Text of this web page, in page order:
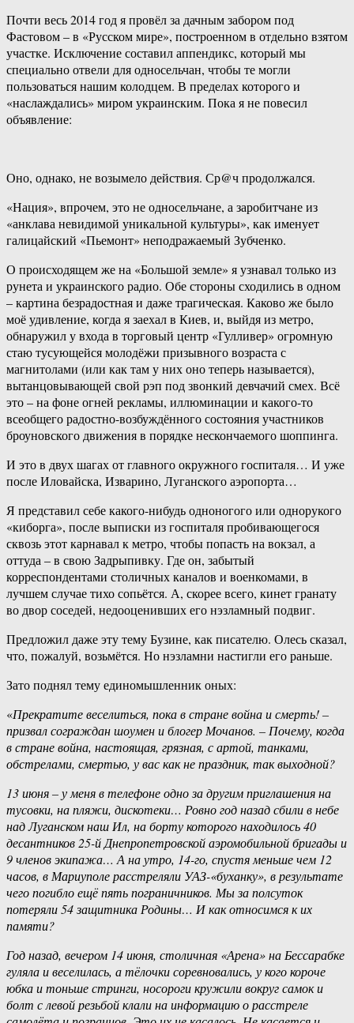
Почти весь 2014 год я провёл за дачным забором под
Фастовом – в «Русском мире», построенном в отдельно взятом
участке. Исключение составил аппендикс, который мы
специально отвели для односельчан, чтобы те могли
пользоваться нашим колодцем. В пределах которого и
«наслаждались» миром украинским. Пока я не повесил
объявление:
Оно, однако, не возымело действия. Ср@ч продолжался.
«Нация», впрочем, это не односельчане, а заробитчане из
«анклава невидимой уникальной культуры», как именует
галицайский «Пьемонт» неподражаемый Зубченко.
О происходящем же на «Большой земле» я узнавал только из
рунета и украинского радио. Обе стороны сходились в одном
– картина безрадостная и даже трагическая. Каково же было
моё удивление, когда я заехал в Киев, и, выйдя из метро,
обнаружил у входа в торговый центр «Гулливер» огромную
стаю тусующейся молодёжи призывного возраста с
магнитолами (или как там у них оно теперь называется),
вытанцовывающей свой рэп под звонкий девчачий смех. Всё
это – на фоне огней рекламы, иллюминации и какого-то
всеобщего радостно-возбуждённого состояния участников
броуновского движения в порядке нескончаемого шоппинга.
И это в двух шагах от главного окружного госпиталя… И уже
после Иловайска, Изварино, Луганского аэропорта…
Я представил себе какого-нибудь одноногого или однорукого
«киборга», после выписки из госпиталя пробивающегося
сквозь этот карнавал к метро, чтобы попасть на вокзал, а
оттуда – в свою Задрыпивку. Где он, забытый
корреспондентами столичных каналов и военкомами, в
лучшем случае тихо сопьётся. А, скорее всего, кинет гранату
во двор соседей, недооценивших его нэзламный подвиг.
Предложил даже эту тему Бузине, как писателю. Олесь сказал,
что, пожалуй, возьмётся. Но нэзламни настигли его раньше.
Зато поднял тему единомышленник оных:
«Прекратите веселиться, пока в стране война и смерть! –
призвал сограждан шоумен и блогер Мочанов. – Почему, когда
в стране война, настоящая, грязная, с артой, танками,
обстрелами, смертью, у вас как не праздник, так выходной?
13 июня – у меня в телефоне одно за другим приглашения на
тусовки, на пляжи, дискотеки… Ровно год назад сбили в небе
над Луганском наш Ил, на борту которого находилось 40
десантников 25-й Днепропетровской аэромобильной бригады и
9 членов экипажа… А на утро, 14-го, спустя меньше чем 12
часов, в Мариуполе расстреляли УАЗ-«буханку», в результате
чего погибло ещё пять пограничников. Мы за полсуток
потеряли 54 защитника Родины… И как относимся к их
памяти?
Год назад, вечером 14 июня, столичная «Арена» на Бессарабке
гуляла и веселилась, а тёлочки соревновались, у кого короче
юбка и тоньше стринги, носороги кружили вокруг самок и
болт с левой резьбой клали на информацию о расстреле